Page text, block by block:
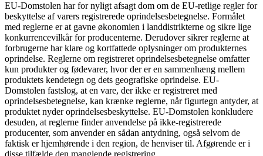
EU-Domstolen har for nyligt afsagt dom om de EU-retlige regler for
beskyttelse af varers registrerede oprindelsesbetegnelse. Formålet
med reglerne er at gavne økonomien i landdistrikterne og sikre lige
konkurrencevilkår for producenterne. Derudover sikrer reglerne at
forbrugerne har klare og kortfattede oplysninger om produkternes
oprindelse. Reglerne om registreret oprindelsesbetegnelse omfatter
kun produkter og fødevarer, hvor der er en sammenhæng mellem
produktets kendetegn og dets geografiske oprindelse. EU-
Domstolen fastslog, at en vare, der ikke er registreret med
oprindelsesbetegnelse, kan krænke reglerne, når figurtegn antyder, at
produktet nyder oprindelsesbeskyttelse. EU-Domstolen konkludere
desuden, at reglerne finder anvendelse på ikke-registrerede
producenter, som anvender en sådan antydning, også selvom de
faktisk er hjemhørende i den region, de henviser til. Afgørende er i
disse tilfælde den manglende registrering.